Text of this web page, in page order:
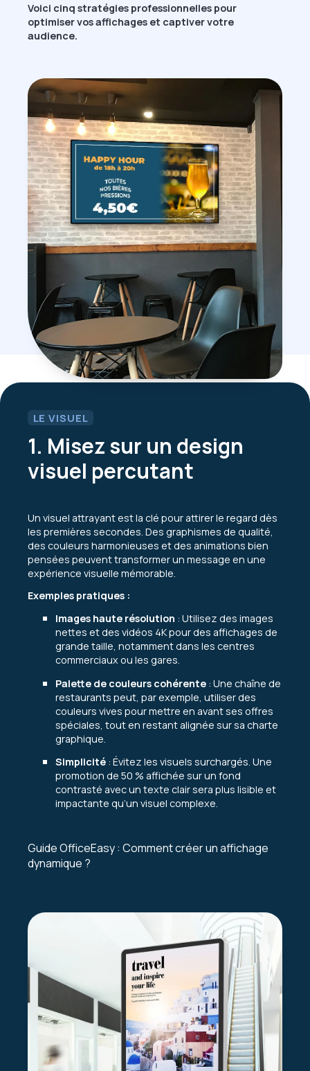
Voici cinq stratégies professionnelles pour
optimiser vos affichages et captiver votre
audience.
LE VISUEL
1. Misez sur un design
visuel percutant
Un visuel attrayant est la clé pour attirer le regard dès
les premières secondes. Des graphismes de qualité,
des couleurs harmonieuses et des animations bien
pensées peuvent transformer un message en une
expérience visuelle mémorable.
Exemples pratiques :
Images haute résolution : Utilisez des images
nettes et des vidéos 4K pour des affichages de
grande taille, notamment dans les centres
commerciaux ou les gares.
Palette de couleurs cohérente : Une chaîne de
restaurants peut, par exemple, utiliser des
couleurs vives pour mettre en avant ses offres
spéciales, tout en restant alignée sur sa charte
graphique.
Simplicité : Évitez les visuels surchargés. Une
promotion de 50 % affichée sur un fond
contrasté avec un texte clair sera plus lisible et
impactante qu’un visuel complexe.
Guide OfficeEasy : Comment créer un affichage
dynamique ?